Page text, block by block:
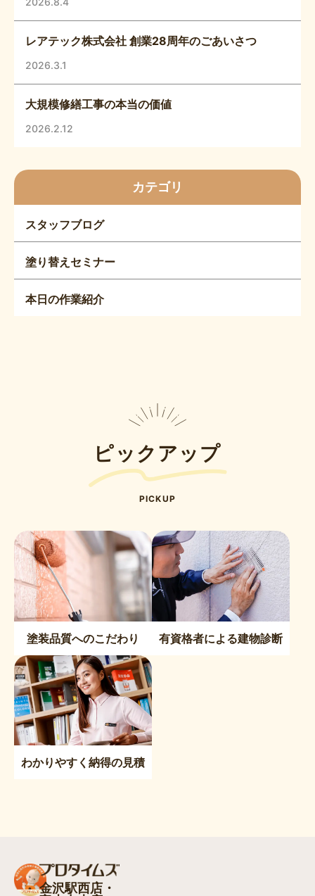
レアテック株式会社 創業28周年のごあいさつ
2026.3.1
大規模修繕工事の本当の価値
2026.2.12
カテゴリ
スタッフブログ
塗り替えセミナー
本日の作業紹介
ピックアップ
PICKUP
塗装品質へのこだわり 有資格者による建物診断
わかりやすく納得の見積
金沢駅西店・